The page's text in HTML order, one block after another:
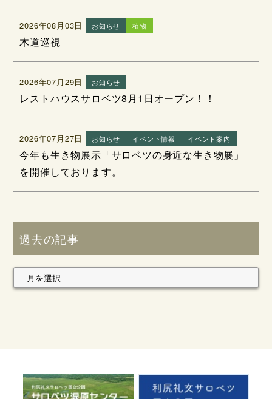
2026年08月03日 お知らせ 植物
木道巡視
2026年07月29日 お知らせ
レストハウスサロベツ8月1日オープン！！
2026年07月27日 お知らせ イベント情報 イベント案内
今年も生き物展示「サロベツの身近な生き物展」
を開催しております。
過去の記事